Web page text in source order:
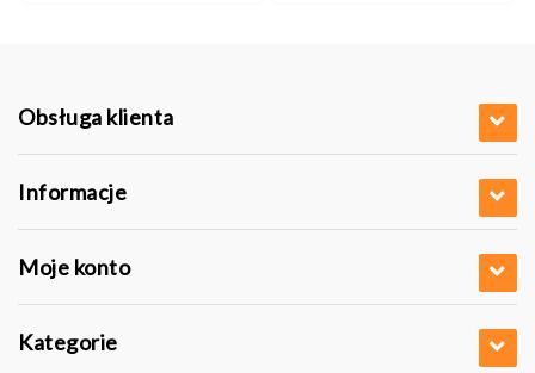
Obsługa klienta
Informacje
Moje konto
Kategorie